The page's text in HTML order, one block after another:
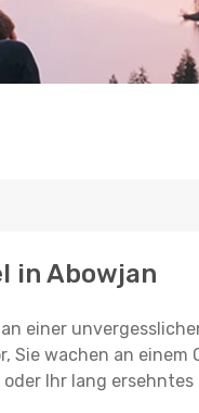
in Abowjan
einer
Sie wachen an
Ihr lang